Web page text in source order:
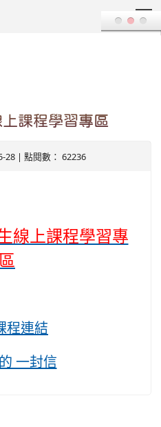
課程學習專區
28 | 點閱數： 62236
線上課程學習專
區
程連結
一封信